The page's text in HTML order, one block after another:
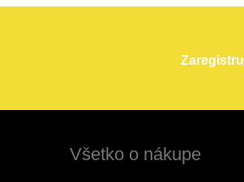
Všetko o nákupe